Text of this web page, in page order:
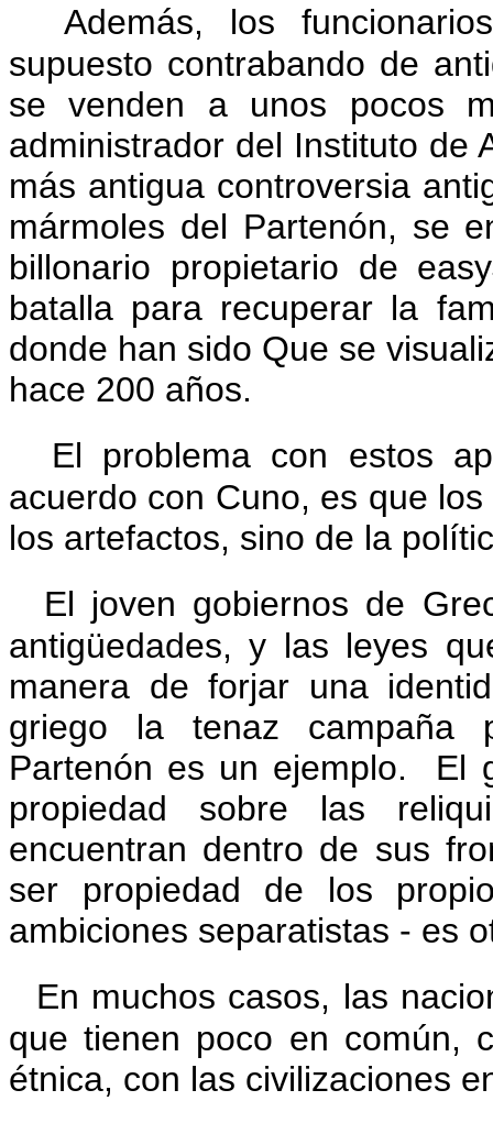
Además, los
supuesto contrabando de
se venden a unos pocos
administrador del Instituto de
más antigua controversia
mármoles del Partenón, se
billonario propietario de
batalla para recuperar la
donde han sido Que se
hace 200 años.
El problema con estos
acuerdo con Cuno, es que
los artefactos, sino de la
El joven gobiernos de
antigüedades, y las leyes
manera de forjar una
griego la tenaz campaña
Partenón es un ejemplo.
El
propiedad sobre las
encuentran dentro de sus
ser propiedad de los
ambiciones separatistas - es
En muchos casos, las
que tienen poco en común,
étnica, con las civilizaciones